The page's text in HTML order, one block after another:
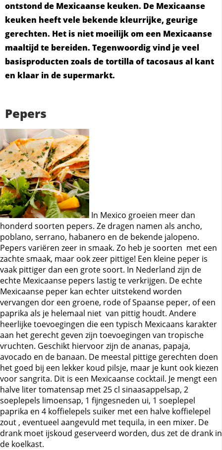
ontstond de Mexicaanse keuken. De Mexicaanse
keuken heeft vele bekende kleurrijke, geurige
gerechten. Het is niet moeilijk om een Mexicaanse
maaltijd te bereiden. Tegenwoordig vind je veel
basisproducten zoals de tortilla of tacosaus al kant
en klaar in de supermarkt.
Pepers
In Mexico groeien meer dan
honderd soorten pepers. Ze dragen namen als ancho,
poblano, serrano, habanero en de bekende jalopeno.
Pepers variëren zeer in smaak. Zo heb je soorten met een
zachte smaak, maar ook zeer pittige! Een kleine peper is
vaak pittiger dan een grote soort. In Nederland zijn de
echte Mexicaanse pepers lastig te verkrijgen. De echte
Mexicaanse peper kan echter uitstekend worden
vervangen dor een groene, rode of Spaanse peper, of een
paprika als je helemaal niet van pittig houdt. Andere
heerlijke toevoegingen die een typisch Mexicaans karakter
aan het gerecht geven zijn toevoegingen van tropische
vruchten. Geschikt hiervoor zijn de ananas, papaja,
avocado en de banaan. De meestal pittige gerechten doen
het goed bij een lekker koud pilsje, maar je kunt ook kiezen
voor sangrita. Dit is een Mexicaanse cocktail. Je mengt een
halve liter tomatensap met 25 cl sinaasappelsap, 2
soeplepels limoensap, 1 fijngesneden ui, 1 soeplepel
paprika en 4 koffielepels suiker met een halve koffielepel
zout , eventueel aangevuld met tequila, in een mixer. De
drank moet ijskoud geserveerd worden, dus zet de drank in
de koelkast.